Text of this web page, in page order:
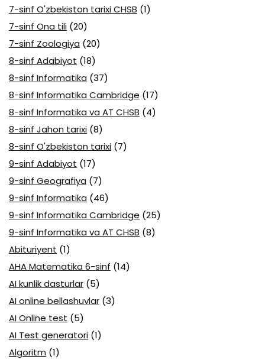
7-sinf O'zbekiston tarixi CHSB (1)
7-sinf Ona tili (20)
7-sinf Zoologiya (20)
8-sinf Adabiyot (18)
8-sinf Informatika (37)
8-sinf Informatika Cambridge (17)
8-sinf Informatika va AT CHSB (4)
8-sinf Jahon tarixi (8)
8-sinf O'zbekiston tarixi (7)
9-sinf Adabiyot (17)
9-sinf Geografiya (7)
9-sinf Informatika (46)
9-sinf Informatika Cambridge (25)
9-sinf Informatika va AT CHSB (8)
Abituriyent (1)
AHA Matematika 6-sinf (14)
AI kunlik dasturlar (5)
AI online bellashuvlar (3)
AI Online test (5)
AI Test generatori (1)
Algoritm (1)